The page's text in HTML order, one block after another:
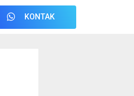
KONTAK